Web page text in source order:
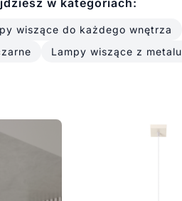
wiszące do każdego wnętrza
Lampy wiszące z metalu